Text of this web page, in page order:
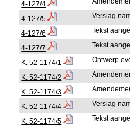
4-127/4
4-127/5 Verslag
4-127/6 Tekst
4-127/7 Tekst
K. 52-1174/1 Ontwerp
K. 52-1174/2
K. 52-1174/3
K. 52-1174/4 Verslag
K. 52-1174/5 Tekst